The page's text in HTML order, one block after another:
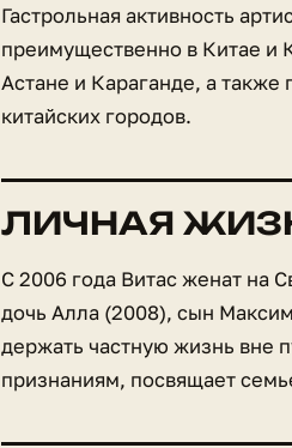
Гастрольная активность
преимущественно в Китае и
Астане и Караганде, а
китайских городов.
ЛИЧНАЯ
С 2006 года Витас женат на
дочь Алла (2008), сын
держать частную жизнь вне
признаниям, посвящает